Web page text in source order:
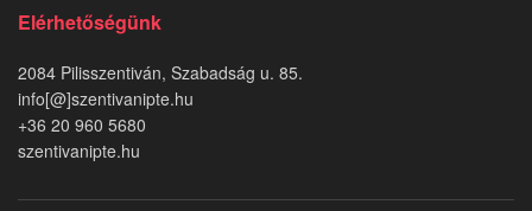
Elérhetőségünk
2084 Pilisszentiván, Szabadság u. 85.
info[@]szentivanipte.hu
+36 20 960 5680
szentivanipte.hu